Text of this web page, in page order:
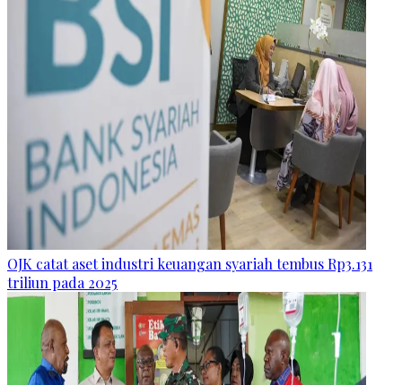
OJK catat aset industri keuangan syariah tembus Rp3.131
triliun pada 2025